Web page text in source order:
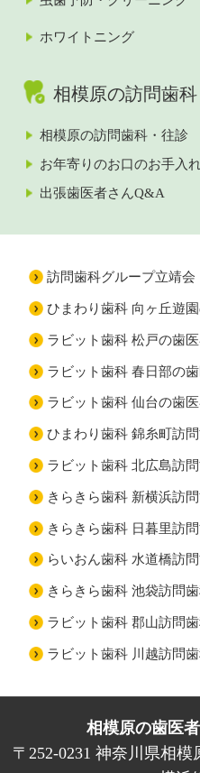
ホワイトニング
相模原の訪問歯科
相模原の訪問歯科・往診
お年寄りのお口のお手入
出張歯医者さんQ&A
訪問歯科グループ立靖会
ひまわり歯科 向ヶ丘遊
ラビット歯科 松戸の歯
ラビット歯科 春日部の
ラビット歯科 仙台の歯
ひまわり歯科 錦糸町訪
ラビット歯科 北広島訪
きらきら歯科 新横浜訪
きらきら歯科 日暮里訪
らいおん歯科 水道橋訪
きらきら歯科 池袋訪問
ラビット歯科 郡山訪問
ラビット歯科 川越訪問
相模原の歯医
〒252-0231 神奈川県相